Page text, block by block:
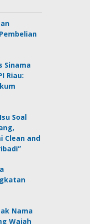
Sinama
Riau:
Soal
Clean and
Nama
Wajah